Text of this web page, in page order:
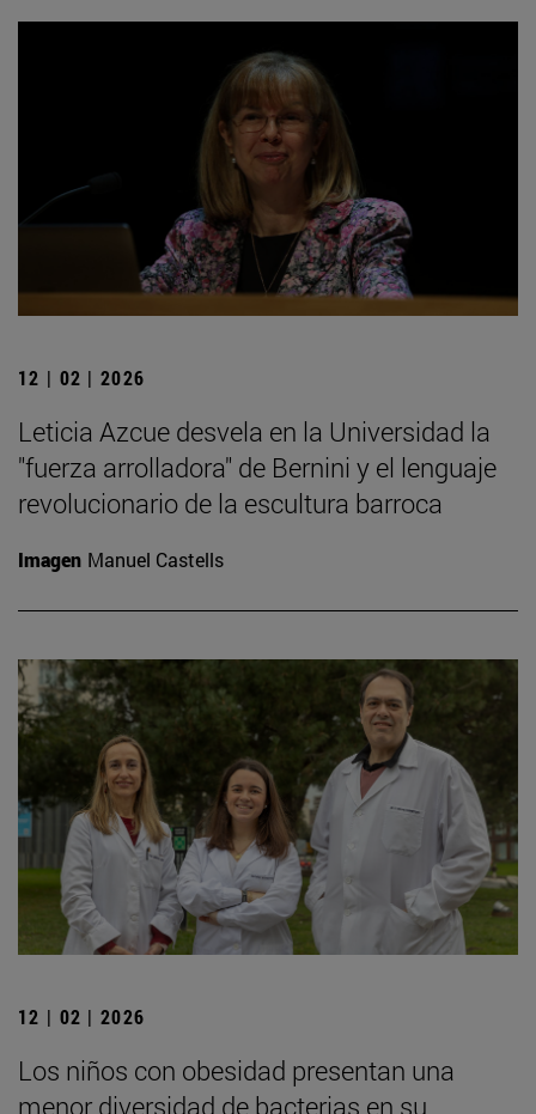
12 | 02 | 2026
Leticia Azcue desvela en la Universidad la
"fuerza arrolladora" de Bernini y el lenguaje
revolucionario de la escultura barroca
Imagen Manuel Castells
12 | 02 | 2026
Los niños con obesidad presentan una
menor diversidad de bacterias en su